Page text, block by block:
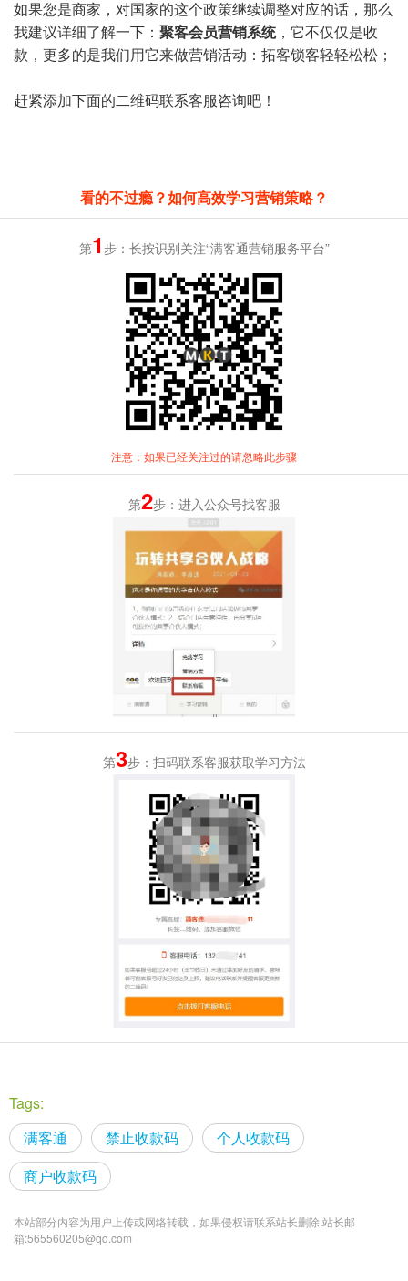
如果您是商家，对国家的这个政策继续调整对应的话，那么
我建议详细了解一下： 聚客会员营销系统，它不仅仅是收
款，更多的是我们用它来做营销活动：拓客锁客轻轻松松；
赶紧添加下面的二维码联系客服咨询吧！
看的不过瘾？如何高效学习营销策略？
第1 步：长按识别关注“满客通营销服务平台”
注意：如果已经关注过的请忽略此步骤
第2步：进入公众号找客服
第3步：扫码联系客服获取学习方法
Tags:
满客通
禁止收款码
个人收款码
商户收款码
本站部分内容为用户上传或网络转载，如果侵权请联系站长删除,站长邮
箱:565560205@qq.com